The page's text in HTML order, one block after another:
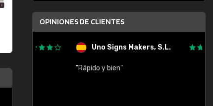
OPINIONES DE CLIENTES
Uno Signs Makers, S.L.
"Rápido y bien"